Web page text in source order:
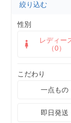
絞り込む
性別
レディー
（0）
こだわり
一点もの
即日発送